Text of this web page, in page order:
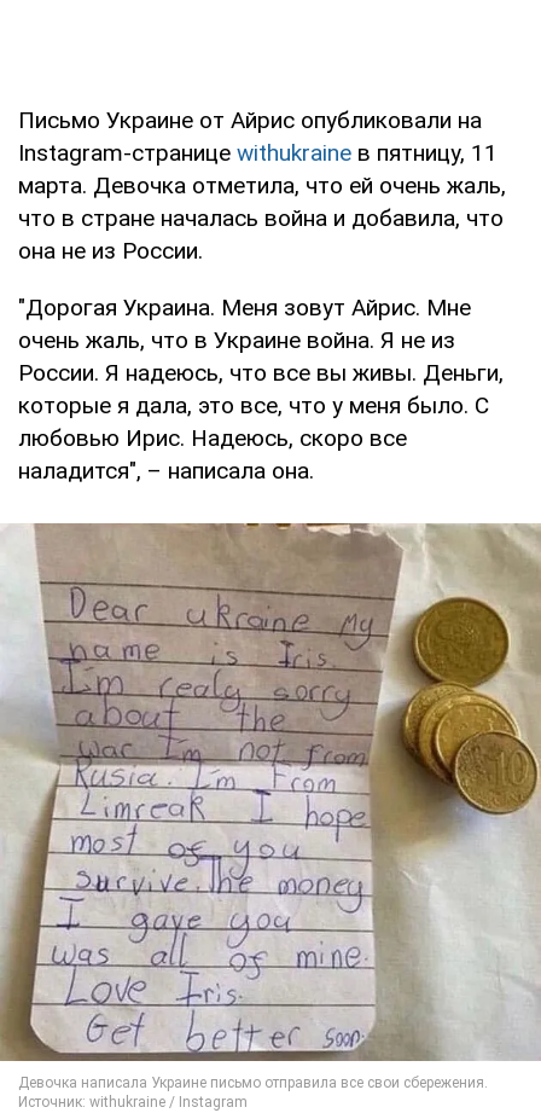
Письмо Украине от Айрис опубликовали на
Instagram-странице withukraine в пятницу, 11
марта. Девочка отметила, что ей очень жаль,
что в стране началась война и добавила, что
она не из России.
"Дорогая Украина. Меня зовут Айрис. Мне
очень жаль, что в Украине война. Я не из
России. Я надеюсь, что все вы живы. Деньги,
которые я дала, это все, что у меня было. С
любовью Ирис. Надеюсь, скоро все
наладится", – написала она.